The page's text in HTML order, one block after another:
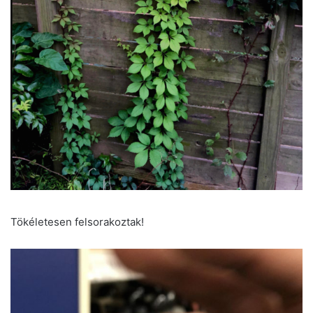
Tökéletesen felsorakoztak!